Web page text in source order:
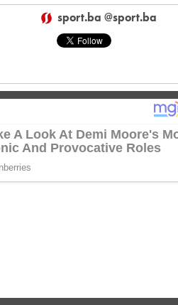
sport.ba @sport.ba